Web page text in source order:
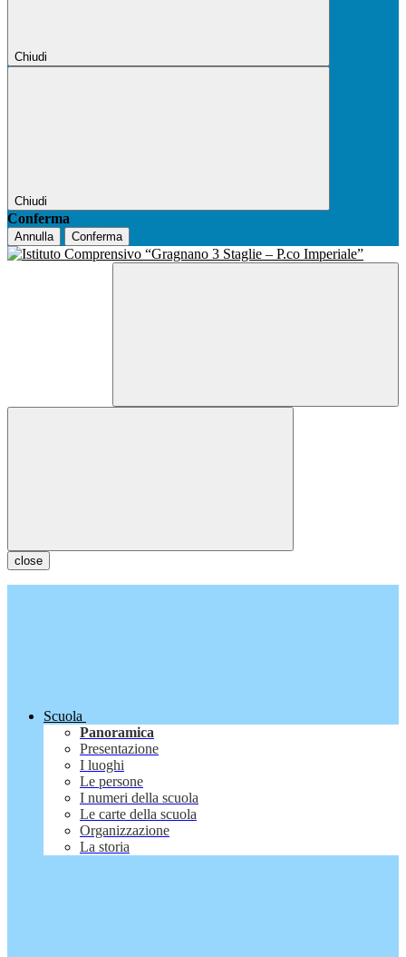
Chiudi
Chiudi
Conferma
Annulla Conferma
close
Scuola
Panoramica
Presentazione
I luoghi
Le persone
I numeri della scuola
Le carte della scuola
Organizzazione
La storia